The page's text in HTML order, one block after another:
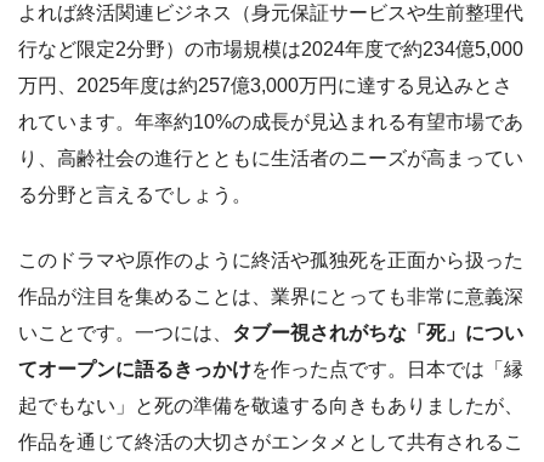
よれば終活関連ビジネス（身元保証サービスや生前整理代
行など限定2分野）の市場規模は2024年度で約234億5,000
万円、2025年度は約257億3,000万円に達する見込みとさ
れています。年率約10%の成長が見込まれる有望市場であ
り、高齢社会の進行とともに生活者のニーズが高まってい
る分野と言えるでしょう。
このドラマや原作のように終活や孤独死を正面から扱った
作品が注目を集めることは、業界にとっても非常に意義深
いことです。一つには、 タブー視されがちな「死」につい
てオープンに語るきっかけを作った点です。日本では「縁
起でもない」と死の準備を敬遠する向きもありましたが、
作品を通じて終活の大切さがエンタメとして共有されるこ